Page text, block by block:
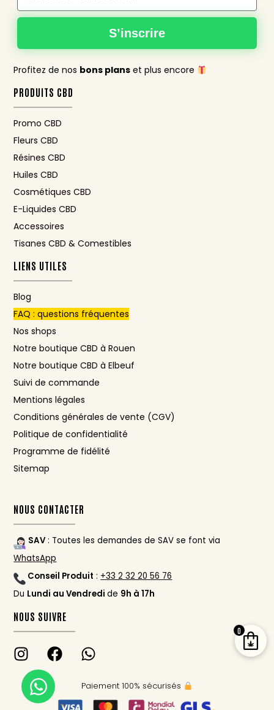
S’inscrire
Profitez de nos bons plans et plus encore
PRODUITS CBD
Promo CBD
Fleurs CBD
Résines CBD
Huiles CBD
Cosmétiques CBD
E-Liquides CBD
Accessoires
Tisanes CBD & Comestibles
LIENS UTILES
Blog
FAQ : questions fréquentes
Nos shops
Notre boutique CBD à Rouen
Notre boutique CBD à Elbeuf
Suivi de commande
Mentions légales
Conditions générales de vente (CGV)
Politique de confidentialité
Programme de fidélité
Sitemap
NOUS CONTACTER
SAV: Toutes les demandes de SAV se font via
WhatsApp
Conseil Produit : +33 2 32 20 56 76
Du Lundi au Vendredide 9h à 17h
NOUS SUIVRE
Paiement 100% sécurisés
0
Récupérez votre cadeau
20% de réduction + livraison gratuite
Afficher le code promo
Email